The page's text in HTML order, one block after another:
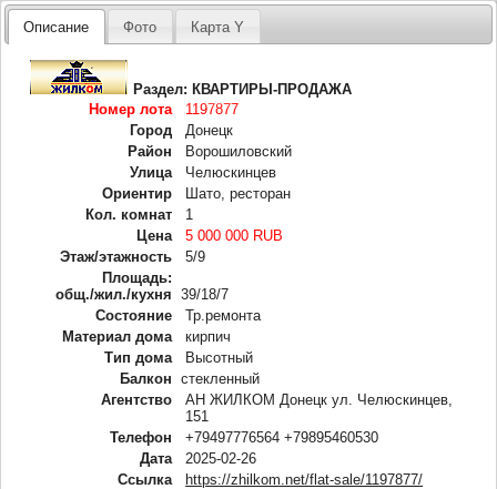
Описание Фото Карта Y
Раздел:КВАРТИРЫ-ПРОДАЖА
Номер лота
1197877
Город
Донецк
Район
Ворошиловский
Улица
Челюскинцев
Ориентир
Шато, ресторан
Кол. комнат
1
Цена
5 000 000 RUB
Этаж/этажность
5/9
Площадь:
общ./жил./кухня
39/18/7
Состояние
Тр.ремонта
Материал дома
кирпич
Тип дома
Высотный
Балкон
стекленный
Агентство
АН ЖИЛКОМ Донецк ул. Челюскинцев,
151
Телефон
+79497776564 +79895460530
Дата
2025-02-26
Ссылка
https://zhilkom.net/flat-sale/1197877/